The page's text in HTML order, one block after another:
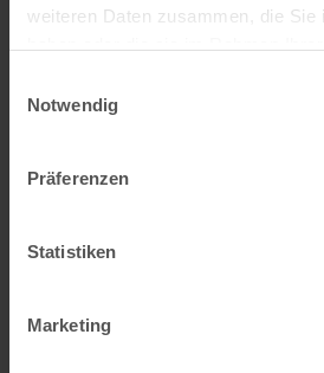
weiteren Daten zusammen, die Sie
Notwendig
Präferenzen
Statistiken
Marketing